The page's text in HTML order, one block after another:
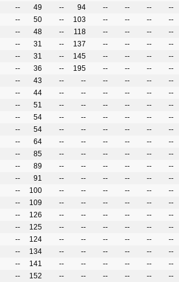
-- 49 -- 94 -- -- --
--
-- 50 -- 103 -- -- --
--
-- 48 -- 118 -- -- --
--
-- 31 -- 137 -- -- --
--
-- 31 -- 145 -- -- --
--
-- 36 -- 195 -- -- --
--
-- 43 -- -- -- -- --
--
-- 44 -- -- -- -- --
--
-- 51 -- -- -- -- --
--
-- 54 -- -- -- -- --
--
-- 54 -- -- -- -- --
--
-- 64 -- -- -- -- --
--
-- 85 -- -- -- -- --
--
-- 89 -- -- -- -- --
--
-- 91 -- -- -- -- --
--
-- 100 -- -- -- -- --
--
-- 109 -- -- -- -- --
--
-- 126 -- -- -- -- --
--
-- 125 -- -- -- -- --
--
-- 124 -- -- -- -- --
--
-- 134 -- -- -- -- --
--
-- 141 -- -- -- -- --
--
-- 152 -- -- -- -- --
--